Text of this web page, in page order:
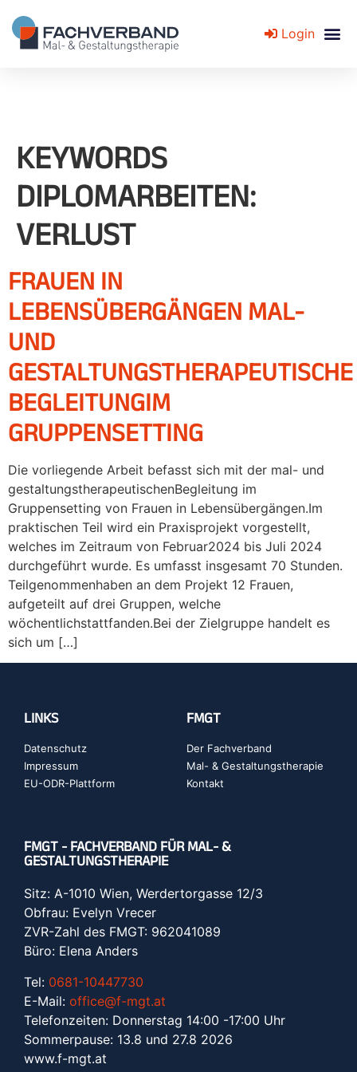
Login
KEYWORDS
DIPLOMARBEITEN:
VERLUST
FRAUEN IN
LEBENSÜBERGÄNGEN MAL-
UND
GESTALTUNGSTHERAPEUTISCHE
BEGLEITUNGIM
GRUPPENSETTING
Die vorliegende Arbeit befasst sich mit der mal- und
gestaltungstherapeutischenBegleitung im
Gruppensetting von Frauen in Lebensübergängen.Im
praktischen Teil wird ein Praxisprojekt vorgestellt,
welches im Zeitraum von Februar2024 bis Juli 2024
durchgeführt wurde. Es umfasst insgesamt 70 Stunden.
Teilgenommenhaben an dem Projekt 12 Frauen,
aufgeteilt auf drei Gruppen, welche
wöchentlichstattfanden.Bei der Zielgruppe handelt es
sich um […]
LINKS
Datenschutz
Impressum
EU-ODR-Plattform
FMGT
Der Fachverband
Mal- & Gestaltungstherapie
Kontakt
FMGT - FACHVERBAND FÜR MAL- &
GESTALTUNGSTHERAPIE
Sitz: A-1010 Wien, Werdertorgasse 12/3
Obfrau: Evelyn Vrecer
ZVR-Zahl des FMGT: 962041089
Büro: Elena Anders
Tel: 0681-10447730
E-Mail: office@f-mgt.at
Telefonzeiten: Donnerstag 14:00 -17:00 Uhr
Sommerpause: 13.8 und 27.8 2026
www.f-mgt.at